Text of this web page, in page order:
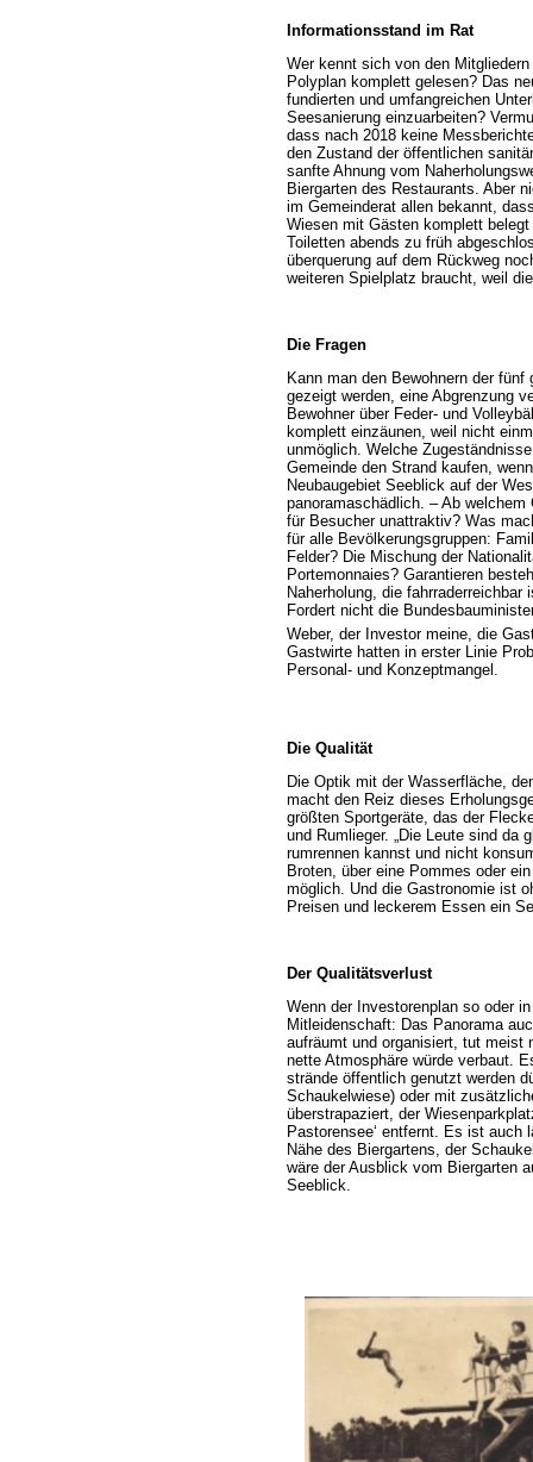
Informationsstand im Rat
Wer kennt sich von den
Polyplan komplett gelesen? Das
fundierten und umfangreichen
Seesanierung einzuarbeiten?
dass nach 2018 keine
den Zustand der öffentlichen
sanfte Ahnung vom
Biergarten des Restaurants. Aber
im Gemeinderat allen bekannt,
Wiesen mit Gästen komplett
Toiletten abends zu früh
überquerung auf dem Rückweg
weiteren Spielplatz braucht, weil
Die Fragen
Kann man den Bewohnern der
gezeigt werden, eine Abgrenzung
Bewohner über Feder- und
komplett einzäunen, weil nicht
unmöglich. Welche
Gemeinde den Strand kaufen,
Neubaugebiet Seeblick auf der
panoramaschädlich. – Ab welchem
für Besucher unattraktiv? Was
für alle Bevölkerungsgruppen:
Felder? Die Mischung der
Portemonnaies? Garantieren
Naherholung, die
Fordert nicht die
Weber, der Investor meine, die
Gastwirte hatten in erster Linie
Personal- und Konzeptmangel.
Die Qualität
Die Optik mit der Wasserfläche,
macht den Reiz dieses
größten Sportgeräte, das der
und Rumlieger. „Die Leute sind
rumrennen kannst und nicht
Broten, über eine Pommes oder
möglich. Und die Gastronomie ist
Preisen und leckerem Essen ein
Der Qualitätsverlust
Wenn der Investorenplan so oder
Mitleidenschaft: Das Panorama
aufräumt und organisiert, tut meist
nette Atmosphäre würde verbaut.
strände öffentlich genutzt werden
Schaukelwiese) oder mit
überstrapaziert, der
Pastorensee‘ entfernt. Es ist auch
Nähe des Biergartens, der
wäre der Ausblick vom Biergarten
Seeblick.